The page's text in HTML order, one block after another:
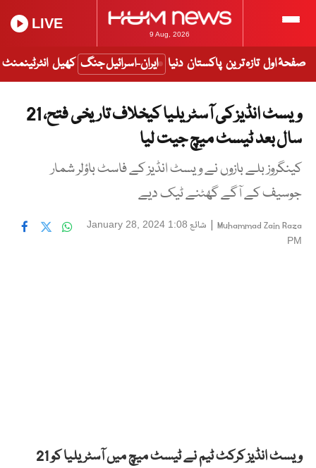
9 Aug, 2026
LIVE
صفحۂ اول تازہ ترین پاکستان دنیا ایران-اسرائیل جنگ کھیل انٹرٹینمنٹ
ویسٹ انڈیز کی آسٹریلیا کیخلاف تاریخی فتح، 21
سال بعد ٹیسٹ میچ جیت لیا
کینگروز بلے بازوں نے ویسٹ انڈیز کے فاسٹ باؤلر شمار
جوسیف کے آگے گھٹنے ٹیک دیے
Muhammad Zain Raza
| شائع January 28, 2024 1:08
PM
ویسٹ انڈیز کرکٹ ٹیم نے ٹیسٹ میچ میں آسٹریلیا کو 21